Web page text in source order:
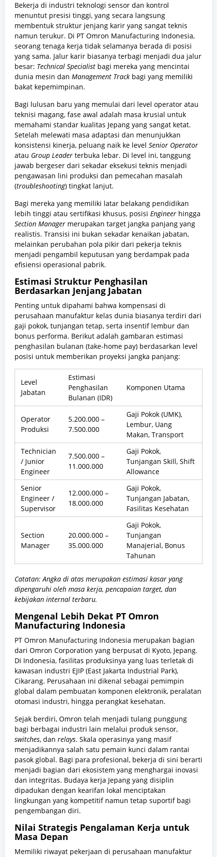
Bekerja di industri teknologi sensor dan kontrol
menuntut presisi tinggi, yang secara langsung
membentuk struktur jenjang karir yang sangat teknis
namun terukur. Di PT Omron Manufacturing Indonesia,
seorang tenaga kerja tidak selamanya berada di posisi
yang sama. Jalur karir biasanya terbagi menjadi dua jalur
besar: Technical Specialist bagi mereka yang mencintai
dunia mesin dan Management Track bagi yang memiliki
bakat kepemimpinan.
Bagi lulusan baru yang memulai dari level operator atau
teknisi magang, fase awal adalah masa krusial untuk
memahami standar kualitas Jepang yang sangat ketat.
Setelah melewati masa adaptasi dan menunjukkan
konsistensi kinerja, peluang naik ke level Senior Operator
atau Group Leader terbuka lebar. Di level ini, tanggung
jawab bergeser dari sekadar eksekusi teknis menjadi
pengawasan lini produksi dan pemecahan masalah
(troubleshooting) tingkat lanjut.
Bagi mereka yang memiliki latar belakang pendidikan
lebih tinggi atau sertifikasi khusus, posisi Engineer hingga
Section Manager merupakan target jangka panjang yang
realistis. Transisi ini bukan sekadar kenaikan jabatan,
melainkan perubahan pola pikir dari pekerja teknis
menjadi pengambil keputusan yang berdampak pada
efisiensi operasional pabrik.
Estimasi Struktur Penghasilan
Berdasarkan Jenjang Jabatan
Penting untuk dipahami bahwa kompensasi di
perusahaan manufaktur kelas dunia biasanya terdiri dari
gaji pokok, tunjangan tetap, serta insentif lembur dan
bonus performa. Berikut adalah gambaran estimasi
penghasilan bulanan (take-home pay) berdasarkan level
posisi untuk memberikan proyeksi jangka panjang:
Level
Jabatan
Estimasi
Penghasilan
Bulanan (IDR)
Komponen Utama
Operator
Produksi
5.200.000 –
7.500.000
Gaji Pokok (UMK),
Lembur, Uang
Makan, Transport
Technician
/ Junior
Engineer
7.500.000 –
11.000.000
Gaji Pokok,
Tunjangan Skill, Shift
Allowance
Senior
Engineer /
Supervisor
12.000.000 –
18.000.000
Gaji Pokok,
Tunjangan Jabatan,
Fasilitas Kesehatan
Section
Manager
20.000.000 –
35.000.000
Gaji Pokok,
Tunjangan
Manajerial, Bonus
Tahunan
Catatan: Angka di atas merupakan estimasi kasar yang
dipengaruhi oleh masa kerja, pencapaian target, dan
kebijakan internal terbaru.
Mengenal Lebih Dekat PT Omron
Manufacturing Indonesia
PT Omron Manufacturing Indonesia merupakan bagian
dari Omron Corporation yang berpusat di Kyoto, Jepang.
Di Indonesia, fasilitas produksinya yang luas terletak di
kawasan industri EJIP (East Jakarta Industrial Park),
Cikarang. Perusahaan ini dikenal sebagai pemimpin
global dalam pembuatan komponen elektronik, peralatan
otomasi industri, hingga perangkat kesehatan.
Sejak berdiri, Omron telah menjadi tulang punggung
bagi berbagai industri lain melalui produk sensor,
switches, dan relays. Skala operasinya yang masif
menjadikannya salah satu pemain kunci dalam rantai
pasok global. Bagi para profesional, bekerja di sini berarti
menjadi bagian dari ekosistem yang menghargai inovasi
dan integritas. Budaya kerja Jepang yang disiplin
dipadukan dengan kearifan lokal menciptakan
lingkungan yang kompetitif namun tetap suportif bagi
pengembangan diri.
Nilai Strategis Pengalaman Kerja untuk
Masa Depan
Memiliki riwayat pekerjaan di perusahaan manufaktur